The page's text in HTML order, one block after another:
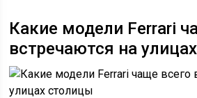
Какие модели Ferrari
встречаются на